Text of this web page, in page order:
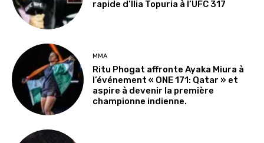
rapide d’Ilia Topuria à l’UFC 317
MMA
Ritu Phogat affronte Ayaka Miura à
l’événement « ONE 171: Qatar » et
aspire à devenir la première
championne indienne.